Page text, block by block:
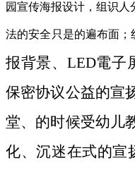
园宣传海报设计，组识
法的安全只是的遍布面；
报背景、LED電子
保密协议公益的宣
堂、的时候受幼儿
化、沉迷在式的宣